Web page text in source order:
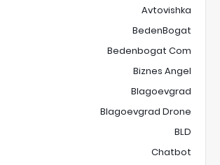
Avtovishka
BedenBogat
Bedenbogat Com
Biznes Angel
Blagoevgrad
Blagoevgrad Drone
BLD
Chatbot